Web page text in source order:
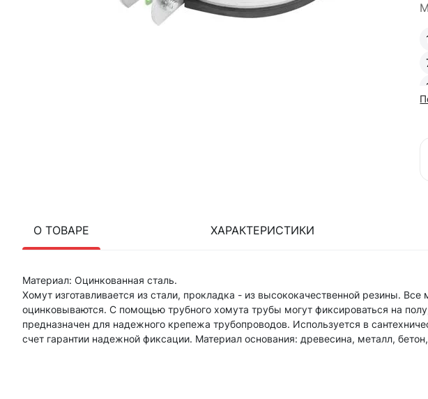
О ТОВАРЕ ХАРАКТЕРИСТИКИ
Материал: Оцинкованная сталь.
Хомут изготавливается из стали, прокладка - из высококачественной резины.
оцинковываются. С помощью трубного хомута трубы могут фиксироваться на
предназначен для надежного крепежа трубопроводов. Используется в
счет гарантии надежной фиксации. Материал основания: древесина, металл,